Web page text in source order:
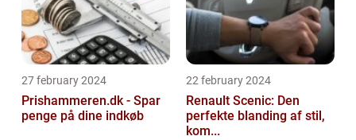
27 february 2024
Prishammeren.dk - Spar
penge på dine indkøb
22 february 2024
Renault Scenic: Den
perfekte blanding af stil,
kom...